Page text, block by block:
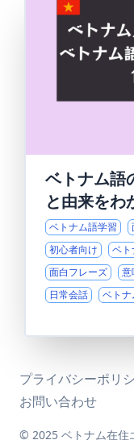
ベトナム語
と由来をわ
ベトナム語学習
初心者向け
ベト
面白フレーズ
意
日常会話
ベト
プライバシーポリ
お問い合わせ
© 2025 ベトナム在住